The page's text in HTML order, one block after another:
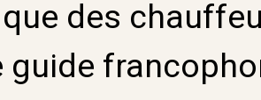
des
guide